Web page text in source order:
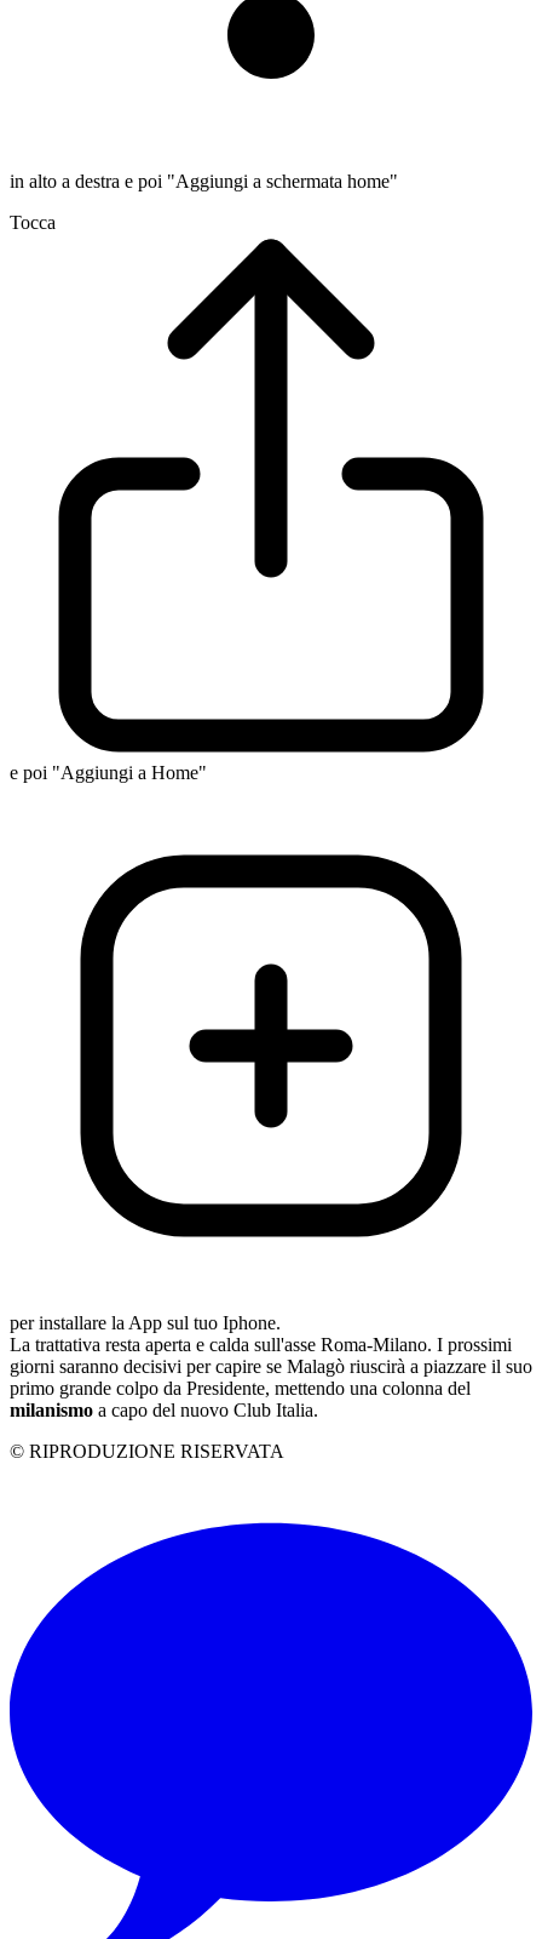
in alto a destra e poi "Aggiungi a schermata home"
Tocca
e poi "Aggiungi a Home"
per installare la App sul tuo Iphone.
La trattativa resta aperta e calda sull'asse Roma-Milano. I prossimi
giorni saranno decisivi per capire se Malagò riuscirà a piazzare il suo
primo grande colpo da Presidente, mettendo una colonna del
milanismo a capo del nuovo Club Italia.
© RIPRODUZIONE RISERVATA